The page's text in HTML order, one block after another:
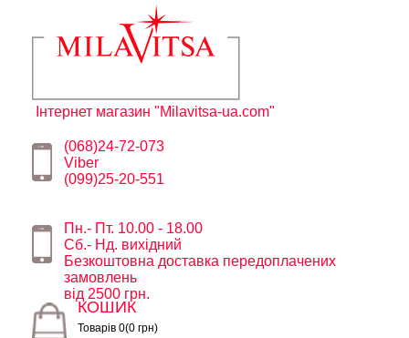
Інтернет магазин "Milavitsa-ua.com"
(068)24-72-073
Viber
(099)25-20-551
Пн.- Пт. 10.00 - 18.00
Сб.- Нд. вихідний
Безкоштовна доставка передоплачених
замовлень
від 2500 грн.
КОШИК
Товарів 0(0 грн)